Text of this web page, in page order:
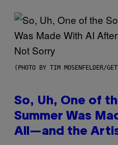
(PHOTO BY TIM MOSENFELDER/
So, Uh, One of
Summer Was
All—and the